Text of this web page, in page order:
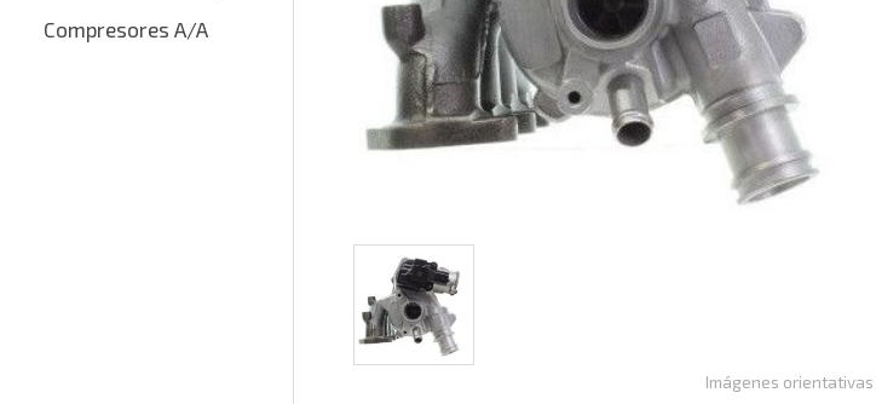
Compresores A/A
Imágenes orientativas